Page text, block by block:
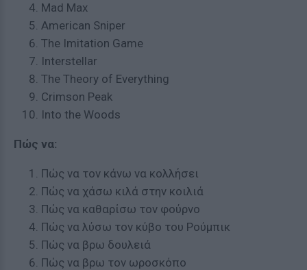
Mad Max
American Sniper
The Imitation Game
Interstellar
The Theory of Everything
Crimson Peak
Into the Woods
Πώς να:
Πώς να τον κάνω να κολλήσει
Πώς να χάσω κιλά στην κοιλιά
Πώς να καθαρίσω τον φούρνο
Πώς να λύσω τον κύβο του Ρούμπικ
Πώς να βρω δουλειά
Πώς να βρω τον ωροσκόπο